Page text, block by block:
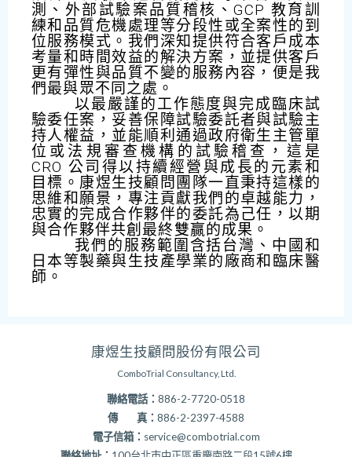
測、外部試驗案品質稽核、GCP 教育訓
練和品質危機處理等分段性或全案性的到
位服務模式。我們深知提供符合客戶成本
考量和時間效益的解決方案，並提供客戶
更有彈性與品質不變的服務內容，便是我
們最與眾不同之處。
以最嚴謹的工作態度與完成臨床試
驗委任案，妥善保障試驗委託者與試驗主
持人權益，並能順利通過政府衛生主管單
位或法規審查機構的試驗稽查，這是
CRO 公司得以持續經營與成長的元素和
目標。康煜生技顧問團隊一直秉持這樣的
思維和願景，專注貢獻我們的卓越能力，
忠實的完成合作夥伴的委託為己任，以期
與合作夥伴共創最終雙贏的成果。
我們的服務範圍含括台灣、中國和
日本等製藥與生技產學業的廠商和臨床醫
師。
康煜生技顧問股份有限公司
ComboTrial Consultancy, Ltd.
聯絡電話： 886-2-7720-0518
傳 真： 886-2-2397-4588
電子信箱： service@combotrial.com